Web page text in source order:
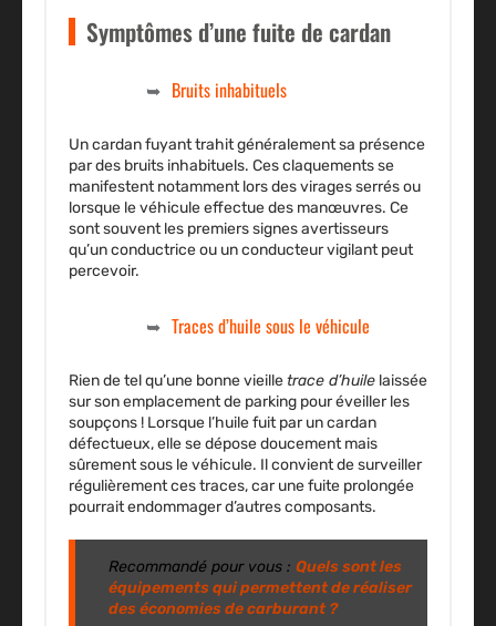
Symptômes d’une fuite de cardan
Bruits inhabituels
Un cardan fuyant trahit généralement sa présence
par des bruits inhabituels. Ces claquements se
manifestent notamment lors des virages serrés ou
lorsque le véhicule effectue des manœuvres. Ce
sont souvent les premiers signes avertisseurs
qu’un conductrice ou un conducteur vigilant peut
percevoir.
Traces d’huile sous le véhicule
Rien de tel qu’une bonne vieilletrace d’huile laissée
sur son emplacement de parking pour éveiller les
soupçons ! Lorsque l’huile fuit par un cardan
défectueux, elle se dépose doucement mais
sûrement sous le véhicule. Il convient de surveiller
régulièrement ces traces, car une fuite prolongée
pourrait endommager d’autres composants.
Recommandé pour vous : Quels sont les
équipements qui permettent de réaliser
des économies de carburant ?